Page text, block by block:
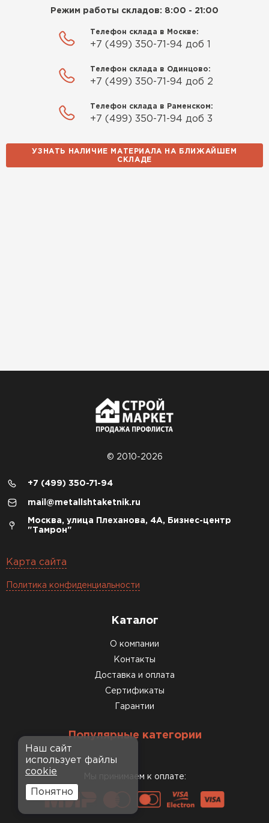
Режим работы складов: 8:00 - 21:00
Телефон склада в Москве:
+7 (499) 350-71-94 доб 1
Телефон склада в Одинцово:
+7 (499) 350-71-94 доб 2
Телефон склада в Раменском:
+7 (499) 350-71-94 доб 3
УЗНАТЬ НАЛИЧИЕ МАТЕРИАЛА НА БЛИЖАЙШЕМ
СКЛАДЕ
© 2010-2026
+7 (499) 350-71-94
mail@metallshtaketnik.ru
Москва, улица Плеханова, 4А, Бизнес-центр
"Тамрон"
Карта сайта
Политика конфиденциальности
Каталог
О компании
Контакты
Доставка и оплата
Сертификаты
Гарантии
Популярные категории
Мы принимаем к оплате:
Наш сайт
использует файлы
cookie
Понятно